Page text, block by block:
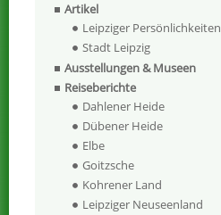
Artikel
Leipziger Persönlichkeiten
Stadt Leipzig
Ausstellungen & Museen
Reiseberichte
Dahlener Heide
Dübener Heide
Elbe
Goitzsche
Kohrener Land
Leipziger Neuseenland